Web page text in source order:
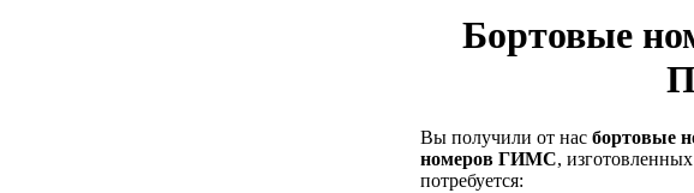
Бортовые
Вы получили от нас бортовые
номеров ГИМС,
потребуется: